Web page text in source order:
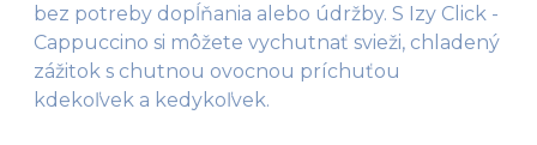
bez potreby dopĺňania alebo údržby. S Izy Click -
Cappuccino si môžete vychutnať svieži, chladený
zážitok s chutnou ovocnou príchuťou
kdekoľvek a kedykoľvek.